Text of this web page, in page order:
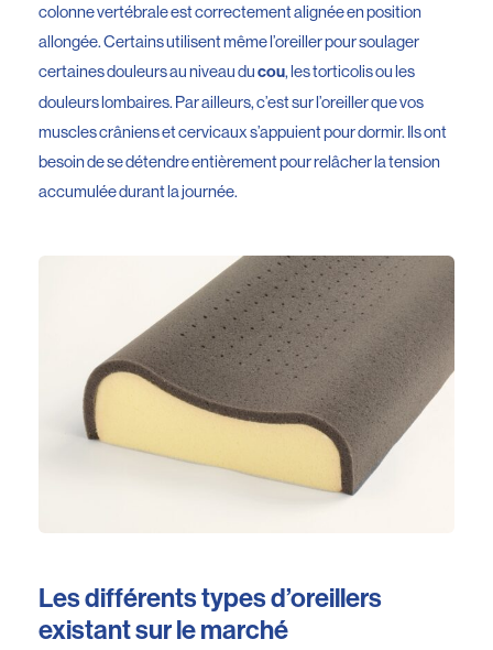
colonne vertébrale est correctement alignée en position
allongée. Certains utilisent même l’oreiller pour soulager
certaines douleurs au niveau ducou, les torticolis ou les
douleurs lombaires. Par ailleurs, c’est sur l’oreiller que vos
muscles crâniens et cervicaux s’appuient pour dormir. Ils ont
besoin de se détendre entièrement pour relâcher la tension
accumulée durant la journée.
Les différents types d’oreillers
existant sur le marché